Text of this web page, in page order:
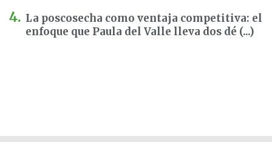
La poscosecha como ventaja competitiva: el
enfoque que Paula del Valle lleva dos dé (...)